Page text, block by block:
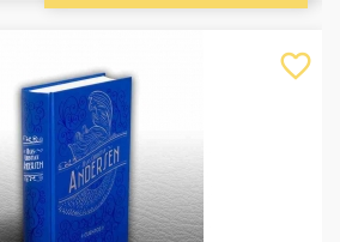
favorite_border